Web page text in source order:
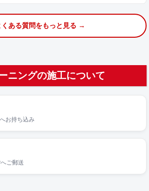
くある質問をもっと見る →
ニングの施工について
お持ち込み
ご郵送